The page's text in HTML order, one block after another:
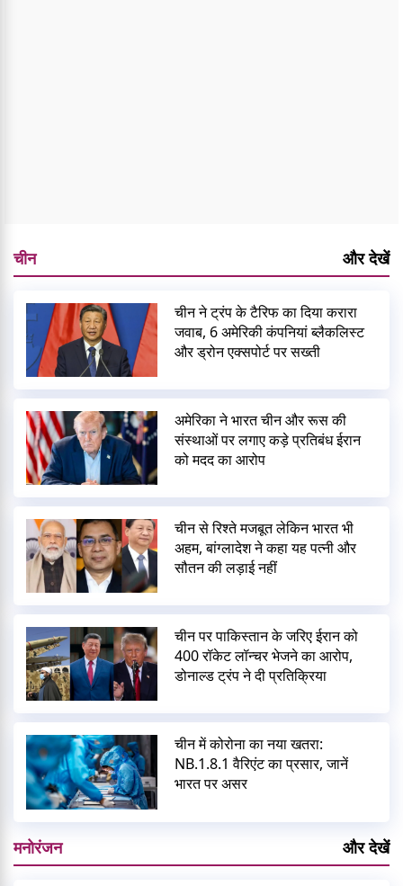
चीन और देखें
चीन ने ट्रंप के टैरिफ का दिया करारा
जवाब, 6 अमेरिकी कंपनियां ब्लैकलिस्ट
और ड्रोन एक्सपोर्ट पर सख्ती
अमेरिका ने भारत चीन और रूस की
संस्थाओं पर लगाए कड़े प्रतिबंध ईरान
को मदद का आरोप
चीन से रिश्ते मजबूत लेकिन भारत भी
अहम, बांग्लादेश ने कहा यह पत्नी और
सौतन की लड़ाई नहीं
चीन पर पाकिस्तान के जरिए ईरान को
400 रॉकेट लॉन्चर भेजने का आरोप,
डोनाल्ड ट्रंप ने दी प्रतिक्रिया
चीन में कोरोना का नया खतरा:
NB.1.8.1 वैरिएंट का प्रसार, जानें
भारत पर असर
मनोरंजन और देखें